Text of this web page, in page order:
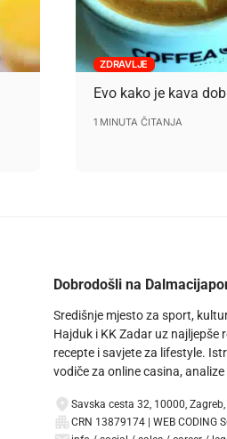
ZDRAVLJE
Evo kako je kava
1 MINUTA ČITANJA
Dobrodošli na
Središnje mjesto za sport,
Hajduk i KK Zadar uz
recepte i savjete za lifestyle.
vodiče za online casina,
Savska cesta 32, 10000,
CRN 13879174 | WEB CODING